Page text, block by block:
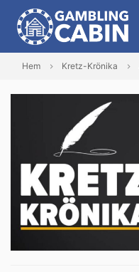
Hem Kretz-Krönika